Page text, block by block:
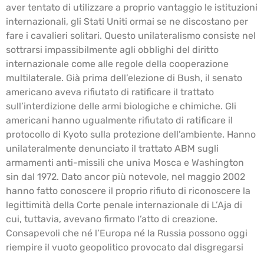
aver tentato di utilizzare a proprio vantaggio le istituzioni
internazionali, gli Stati Uniti ormai se ne discostano per
fare i cavalieri solitari. Questo unilateralismo consiste nel
sottrarsi impassibilmente agli obblighi del diritto
internazionale come alle regole della cooperazione
multilaterale. Già prima dell’elezione di Bush, il senato
americano aveva rifiutato di ratificare il trattato
sull’interdizione delle armi biologiche e chimiche. Gli
americani hanno ugualmente rifiutato di ratificare il
protocollo di Kyoto sulla protezione dell’ambiente. Hanno
unilateralmente denunciato il trattato ABM sugli
armamenti anti-missili che univa Mosca e Washington
sin dal 1972. Dato ancor più notevole, nel maggio 2002
hanno fatto conoscere il proprio rifiuto di riconoscere la
legittimità della Corte penale internazionale di L’Aja di
cui, tuttavia, avevano firmato l’atto di creazione.
Consapevoli che né l’Europa né la Russia possono oggi
riempire il vuoto geopolitico provocato dal disgregarsi